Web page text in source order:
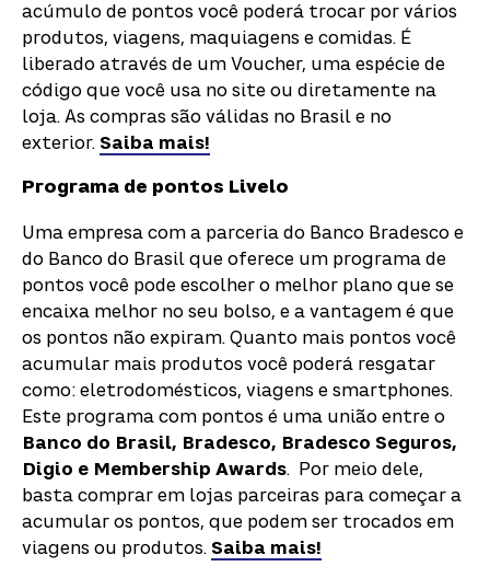
acúmulo de pontos você poderá trocar por vários
produtos, viagens, maquiagens e comidas. É
liberado através de um Voucher, uma espécie de
código que você usa no site ou diretamente na
loja. As compras são válidas no Brasil e no
exterior. Saiba mais!
Programa de pontos Livelo
Uma empresa com a parceria do Banco Bradesco e
do Banco do Brasil que oferece um programa de
pontos você pode escolher o melhor plano que se
encaixa melhor no seu bolso, e a vantagem é que
os pontos não expiram. Quanto mais pontos você
acumular mais produtos você poderá resgatar
como: eletrodomésticos, viagens e smartphones.
Este programa com pontos é uma união entre o
Banco do Brasil, Bradesco, Bradesco Seguros,
Digio e Membership Awards. Por meio dele,
basta comprar em lojas parceiras para começar a
acumular os pontos, que podem ser trocados em
viagens ou produtos. Saiba mais!